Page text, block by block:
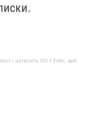
і натисніть Ctrl + Enter, щоб